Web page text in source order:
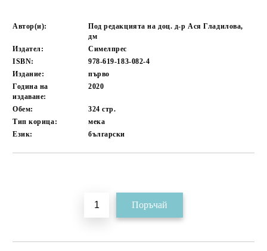
Автор(и):
Под редакцията на доц. д-р Ася Гладилова,
дм
Издател:
Симелпрес
ISBN:
978-619-183-082-4
Издание:
първо
Година на
издаване:
2020
Обем: 324стр.
Тип корица:
мека
Език:
български